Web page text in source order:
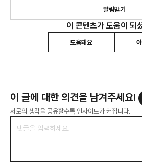
알림받기
이 콘텐츠가 도움이 되
도움돼요
이 글에 대한 의견을 남겨주세요!
서로의 생각을 공유할수록 인사이트가 커집니다.